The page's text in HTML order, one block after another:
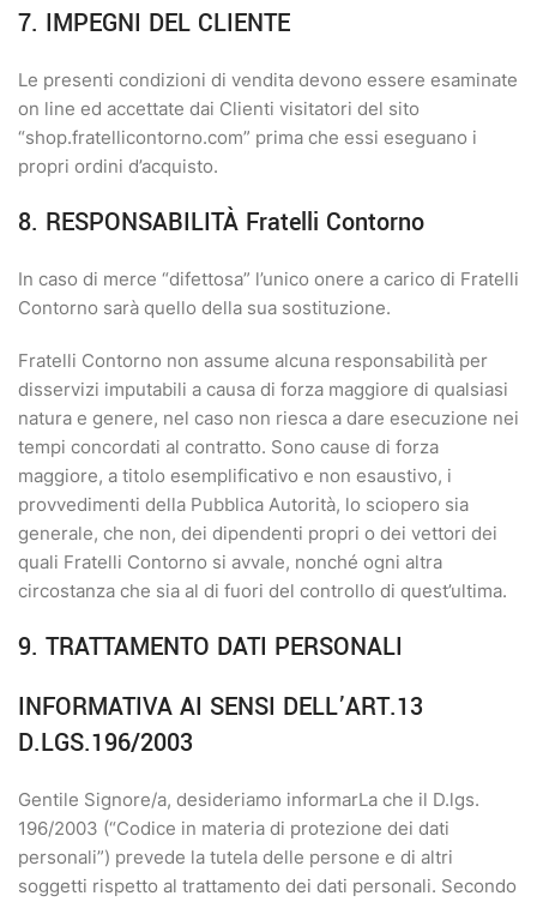
7. IMPEGNI DEL CLIENTE
Le presenti condizioni di vendita devono essere esaminate
on line ed accettate dai Clienti visitatori del sito
“shop.fratellicontorno.com” prima che essi eseguano i
propri ordini d’acquisto.
8. RESPONSABILITÀ Fratelli Contorno
In caso di merce “difettosa” l’unico onere a carico di Fratelli
Contorno sarà quello della sua sostituzione.
Fratelli Contorno non assume alcuna responsabilità per
disservizi imputabili a causa di forza maggiore di qualsiasi
natura e genere, nel caso non riesca a dare esecuzione nei
tempi concordati al contratto. Sono cause di forza
maggiore, a titolo esemplificativo e non esaustivo, i
provvedimenti della Pubblica Autorità, lo sciopero sia
generale, che non, dei dipendenti propri o dei vettori dei
quali Fratelli Contorno si avvale, nonché ogni altra
circostanza che sia al di fuori del controllo di quest’ultima.
9. TRATTAMENTO DATI PERSONALI
INFORMATIVA AI SENSI DELL’ART.13
D.LGS.196/2003
Gentile Signore/a, desideriamo informarLa che il D.lgs.
196/2003 (“Codice in materia di protezione dei dati
personali”) prevede la tutela delle persone e di altri
soggetti rispetto al trattamento dei dati personali. Secondo